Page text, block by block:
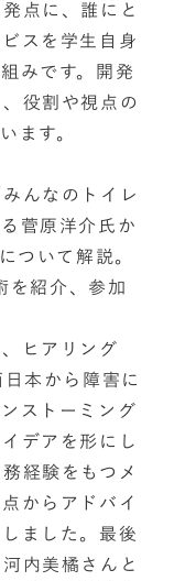
点に、誰にと
スを学生自身
みです。開発
役割や視点の
ます。
んなのトイレ
菅原洋介氏か
ついて解説。
を紹介、参加
ヒアリング
本から障害に
ストーミング
デアを形にし
経験をもつメ
からアドバイ
ました。最後
内美橘さんと